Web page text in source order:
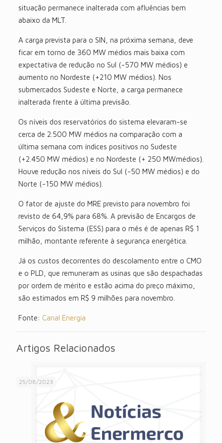
situação permanece inalterada com afluências bem
abaixo da MLT.
A carga prevista para o SIN, na próxima semana, deve
ficar em torno de 360 MW médios mais baixa com
expectativa de redução no Sul (-570 MW médios) e
aumento no Nordeste (+210 MW médios). Nos
submercados Sudeste e Norte, a carga permanece
inalterada frente à última previsão.
Os níveis dos reservatórios do sistema elevaram-se
cerca de 2.500 MW médios na comparação com a
última semana com índices positivos no Sudeste
(+2.450 MW médios) e no Nordeste (+ 250 MWmédios).
Houve redução nos níveis do Sul (-50 MW médios) e do
Norte (-150 MW médios).
O fator de ajuste do MRE previsto para novembro foi
revisto de 64,9% para 68%. A previsão de Encargos de
Serviços do Sistema (ESS) para o mês é de apenas R$ 1
milhão, montante referente à segurança energética.
Já os custos decorrentes do descolamento entre o CMO
e o PLD, que remuneram as usinas que são despachadas
por ordem de mérito e estão acima do preço máximo,
são estimados em R$ 9 milhões para novembro.
Fonte: Canal Energia
Artigos Relacionados
25/08/2023